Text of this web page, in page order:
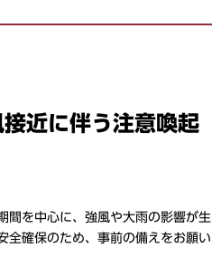
接近に伴う注意喚起
を中心に、強風や大雨の影響が生
確保のため、事前の備えをお願い